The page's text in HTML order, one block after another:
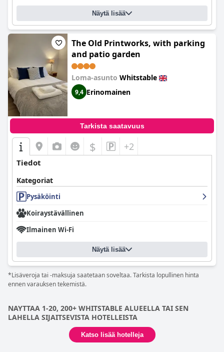
Näytä lisää
The Old Printworks, with parking
and patio garden
Loma-asunto Whitstable
9,4 Erinomainen
Tarkista saatavuus
$ +2
Tiedot
Kategoriat
Pysäköinti
Koiraystävällinen
Ilmainen Wi-Fi
Näytä lisää
*Lisäveroja tai -maksuja saatetaan soveltaa. Tarkista lopullinen hinta
ennen varauksen tekemistä.
NAYTTAA 1-20, 200+ WHITSTABLE ALUEELLA TAI SEN
LAHELLA SIJAITSEVISTA HOTELLEISTA
Katso lisää hotelleja